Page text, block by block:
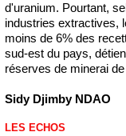
d'uranium. Pourtant,
industries extractives,
moins de 6% des
sud-est du pays,
réserves de minerai de
Sidy Djimby NDAO
LES ECHOS